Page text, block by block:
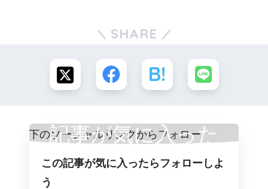
SHARE
記事が気に入った
らフォロー
この記事が気に入ったらフォローしよ
う